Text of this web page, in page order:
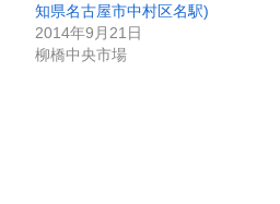
知県名古屋市中村区名駅)
2014年9月21日
柳橋中央市場